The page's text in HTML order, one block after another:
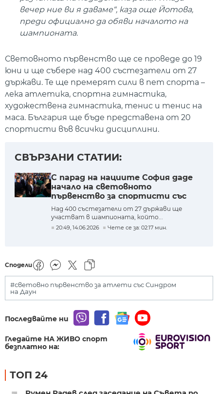
вечер ние ви я даваме“, каза още Йотова,
преди официално да обяви началото на
шампионата.
Световното първенство ще се проведе до 19
юни и ще събере над 400 състезатели от 27
държави. Те ще премерят сили в пет спорта –
лека атлетика, спортна гимнастика,
художествена гимнастика, тенис и тенис на
маса. България ще бъде представена от 20
спортисти във всички дисциплини.
СВЪРЗАНИ СТАТИИ:
С парад на нациите София даде
начало на световното
първенство за спортисти със
синдром на Даун
Над 400 състезатели от 27 държави ще
участват в шампионата, който...
20:49, 14.06.2026 Чете се за: 02:17 мин.
Сподели
#световно първенство за атлети със Синдром
на Даун
Последвайте ни
Гледайте НА ЖИВО спорт
безплатно на:
ТОП 24